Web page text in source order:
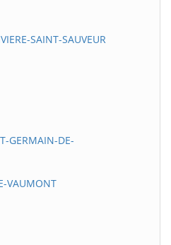
SAINT-SAUVEUR
GERMAIN-DE-
VAUMONT